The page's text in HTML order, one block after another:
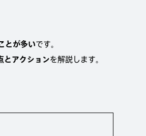
とが多いです。
とアクションを解説します。